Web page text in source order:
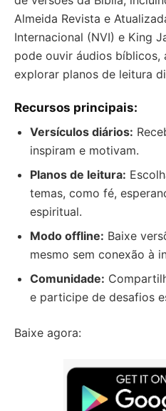
Almeida Revista e
Internacional (NVI) e King
pode ouvir áudios bíblicos,
explorar planos de leitura
Recursos principais:
Versículos diários:
inspiram e motivam.
Planos de leitura:
temas, como fé,
espiritual.
Modo offline: Baixe
mesmo sem conexão à
Comunidade:
e participe de desafios
Baixe agora: